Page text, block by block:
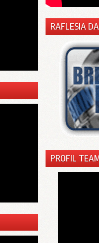
RAFLESIA
PROFIL